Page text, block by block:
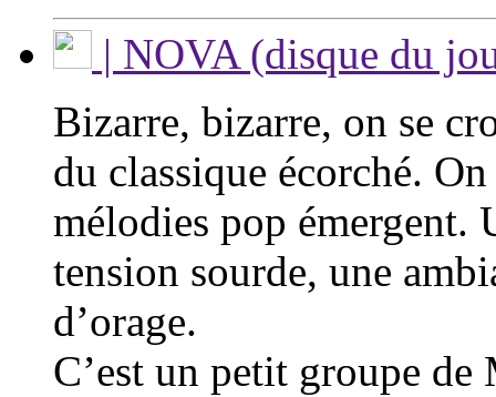
| NOVA (disque du
Bizarre, bizarre, on se
du classique écorché.
mélodies pop émergent.
tension sourde, une
d’orage.
C’est un petit groupe